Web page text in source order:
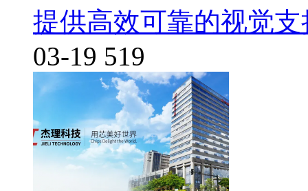
提供高效可靠的视觉支
03-19 519